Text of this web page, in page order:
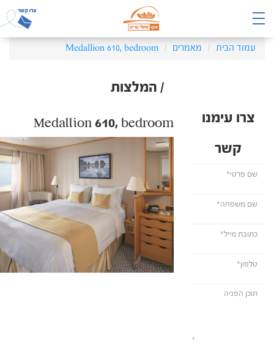
עמוד הבית מאמרים Medallion 610, bedroom
/ המלצות
צרו עימנו
קשר
Medallion 610, bedroom